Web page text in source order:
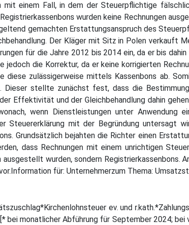
mit einem Fall, in dem der Steuerpflichtige
wurden keine Rechnungen
gemachten Erstattungsanspruch des
Der Kläger mit Sitz in Polen verkauft
für die Jahre 2012 bis 2014 ein, da er bis
die Korrektur, da er keine korrigierten
diese zulässigerweise mittels Kassenbons ab.
Dieser stellte zunächst fest, dass die
Effektivität und der Gleichbehandlung dahin
wenn Dienstleistungen unter Anwendung
Steuererklärung mit der Begründung untersagt
Grundsätzlich bejahten die Richter einen
dass Rechnungen mit einem unrichtigen
ausgestellt wurden, sondern
für: Unternehmerzum Thema:
ev. und
bei monatlicher Abführung für September 2024;